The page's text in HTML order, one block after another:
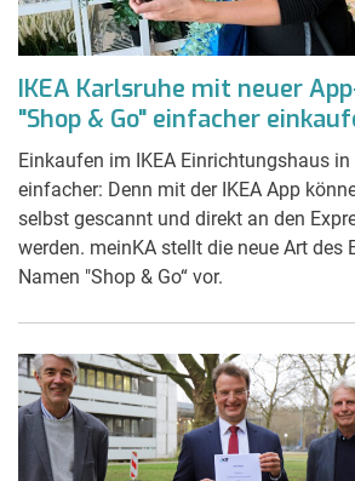
IKEA Karlsruhe mit neuer
"Shop & Go" einfacher
Einkaufen im IKEA Einrichtungshaus
einfacher: Denn mit der IKEA App
selbst gescannt und direkt an den
werden. meinKA stellt die neue Art des
Namen "Shop & Go“ vor.